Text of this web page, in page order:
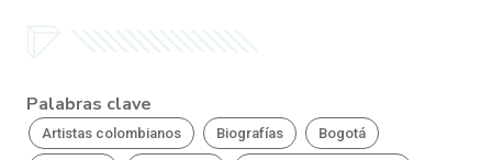
Palabras clave
Artistas colombianos Biografías Bogotá